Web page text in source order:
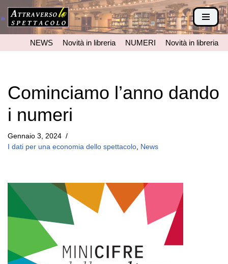
Vai
contenuto
NEWS Novità in libreria NUMERI Novità in libreria
Cominciamo l’anno dando
i numeri
Gennaio 3, 2024
I dati per una economia dello spettacolo
News